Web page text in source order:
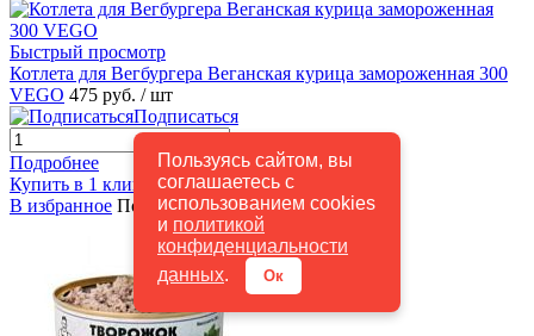
Пользуясь сайтом, вы
соглашаетесь с
использованием cookies
и политикой
конфиденциальности
данных. Ок
Быстрый просмотр
Котлета для Вегбургера Веганская курица замороженная 300
VEGO 475 руб. / шт
Подписаться
Подробнее
Купить в 1 клик
К сравнению
В избранное Под заказ